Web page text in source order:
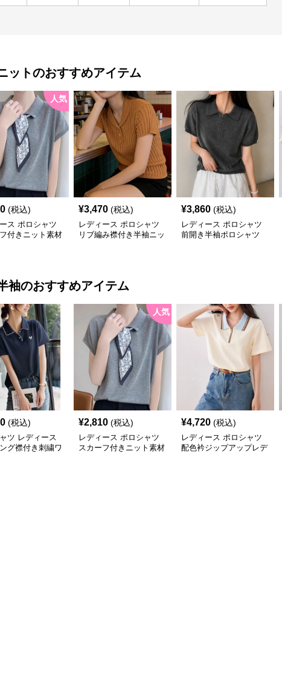
ットのおすすめアイテム
人気
(税込)
ス ポロシャツ
付きニット素材
¥3,470 (税込)
レディース ポロシャツ
リブ編み襟付き半袖ニッ
¥3,860 (税込)
レディース ポロシャツ
前開き半袖ポロシャツ
袖のおすすめアイテム
(税込)
ツ レディース
グ襟付き刺繍ワ
人気
¥2,810 (税込)
レディース ポロシャツ
スカーフ付きニット素材
¥4,720 (税込)
レディース ポロシャツ
配色衿ジップアップレデ